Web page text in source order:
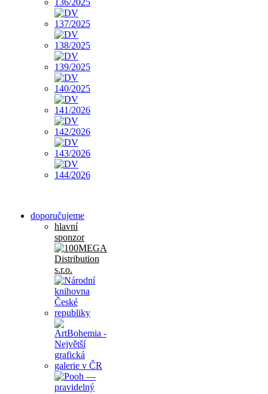
doporučujeme
hlavní
sponzor